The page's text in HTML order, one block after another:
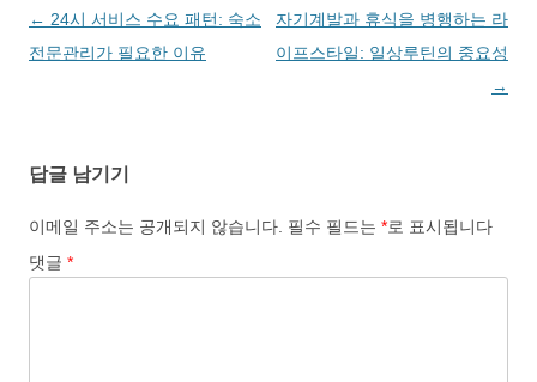
글
네
션
← 24시 서비스 수요 패턴: 숙소
전문관리가 필요한 이유
자기계발과 휴식을 병행하는 라
이프스타일: 일상루틴의 중요성
→
답글 남기기
이메일 주소는 공개되지 않습니다. 필수 필드는 *로 표시됩니다
댓글 *